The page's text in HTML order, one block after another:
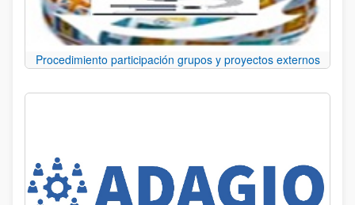
Procedimiento participación grupos y proyectos externos